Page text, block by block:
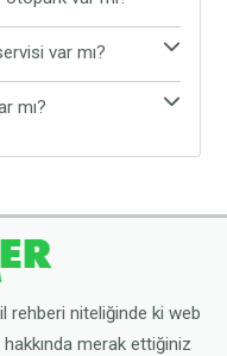
ve konforlu bir
otopark
araçlarını
var mı?
servisi
yer alan Avşa
mı?
rehberi niteliğinde ki web
hakkında merak ettiğiniz